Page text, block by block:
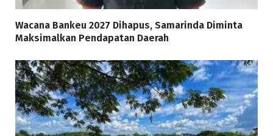
Wacana Bankeu 2027 Dihapus, Samarinda Diminta
Maksimalkan Pendapatan Daerah